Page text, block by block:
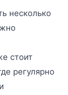
несколько
стоит
регулярно